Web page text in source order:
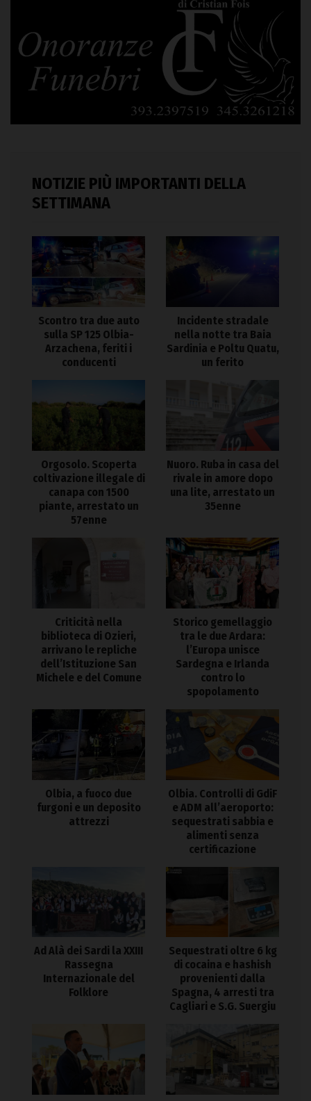
NOTIZIE PIÙ IMPORTANTI DELLA
SETTIMANA
Scontro tra due auto
sulla SP 125 Olbia-
Arzachena, feriti i
conducenti
Incidente stradale
nella notte tra Baia
Sardinia e Poltu Quatu,
un ferito
Orgosolo. Scoperta
coltivazione illegale di
canapa con 1500
piante, arrestato un
57enne
Nuoro. Ruba in casa del
rivale in amore dopo
una lite, arrestato un
35enne
Criticità nella
biblioteca di Ozieri,
arrivano le repliche
dell’Istituzione San
Michele e del Comune
Storico gemellaggio
tra le due Ardara:
l’Europa unisce
Sardegna e Irlanda
contro lo
spopolamento
Olbia, a fuoco due
furgoni e un deposito
attrezzi
Olbia. Controlli di GdiF
e ADM all’aeroporto:
sequestrati sabbia e
alimenti senza
certificazione
Ad Alà dei Sardi la XXIII
Rassegna
Internazionale del
Folklore
Sequestrati oltre 6 kg
di cocaina e hashish
provenienti dalla
Spagna, 4 arresti tra
Cagliari e S.G. Suergiu